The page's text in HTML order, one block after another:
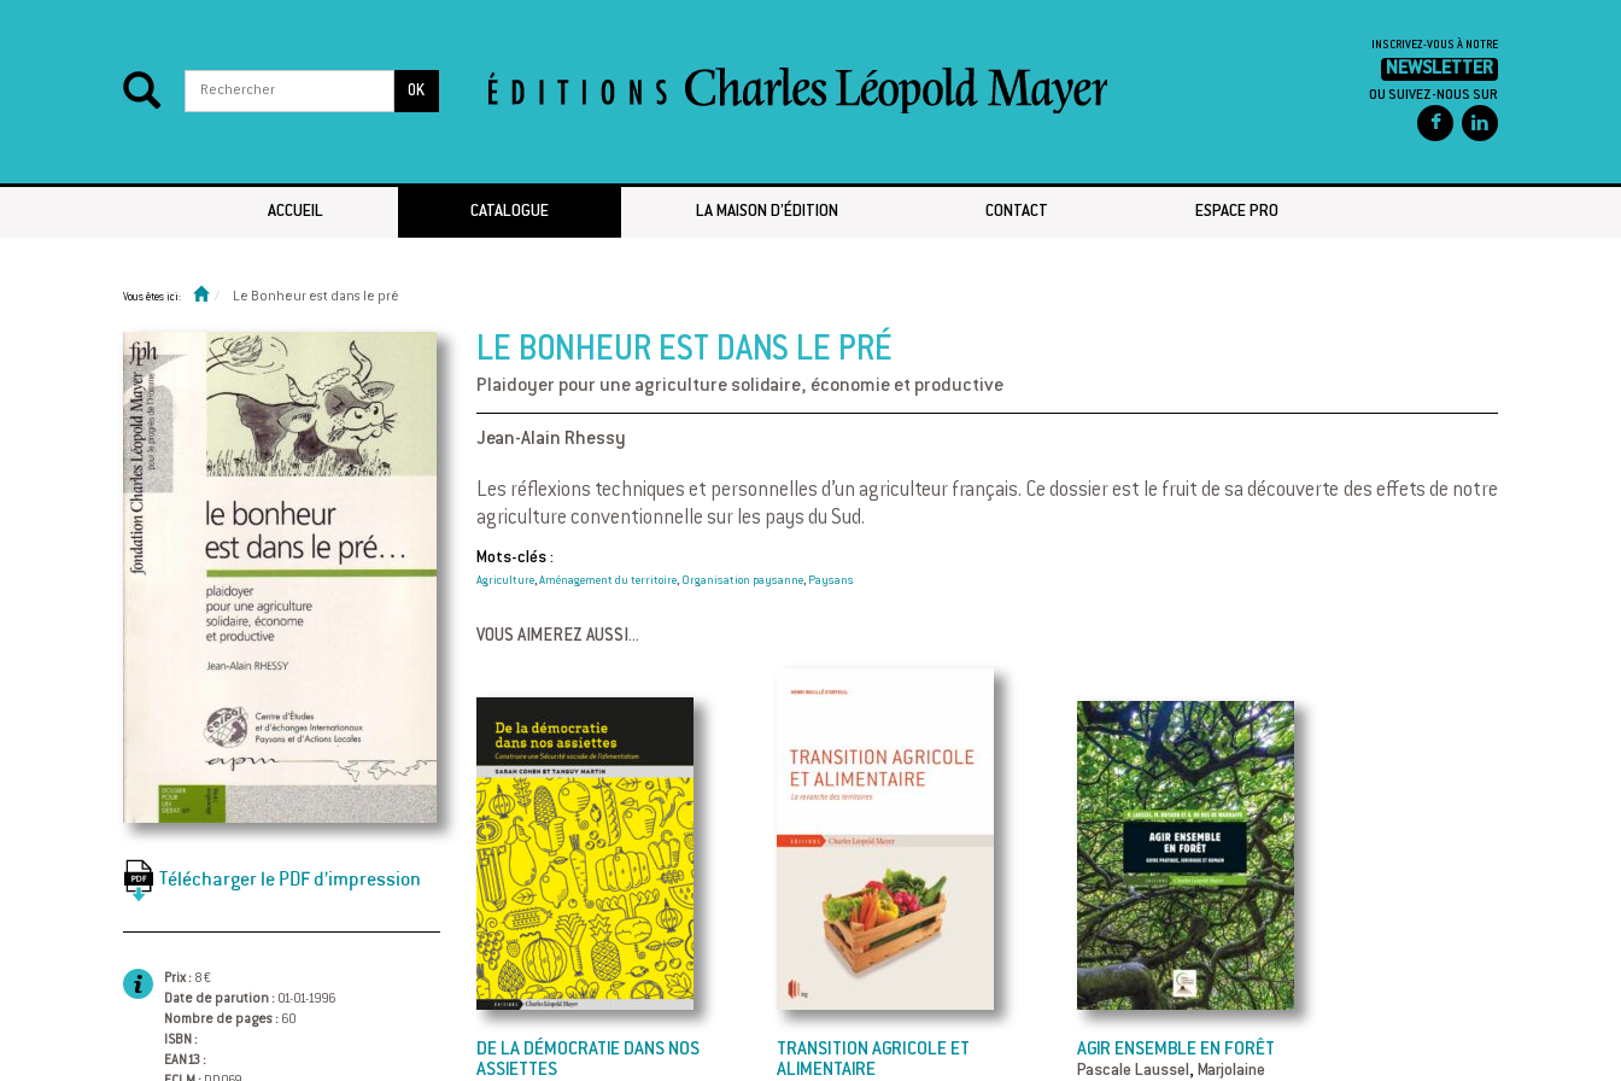
OK
INSCRIVEZ-VOUS À NOTRE
NEWSLETTER
OU SUIVEZ-NOUS SUR
ACCUEIL CATALOGUE LA MAISON D’ÉDITION CONTACT ESPACE PRO
Vous êtes ici: Le Bonheur est dans le pré
Télécharger le PDF d’impression
Prix : 8 €
Date de parution : 01-01-1996
Nombre de pages : 60
ISBN :
EAN13 :
LE BONHEUR EST DANS LE PRÉ
Plaidoyer pour une agriculture solidaire, économie et productive
Jean-Alain Rhessy
Les réflexions techniques et personnelles d’un agriculteur français. Ce dossier est le fruit de sa découverte des effets de notre
agriculture conventionnelle sur les pays du Sud.
Mots-clés :
Agriculture, Aménagement du territoire, Organisation paysanne, Paysans
VOUS AIMEREZ AUSSI...
DE LA DÉMOCRATIE DANS NOS
ASSIETTES
TRANSITION AGRICOLE ET
ALIMENTAIRE
AGIR ENSEMBLE EN FORÊT
Pascale Laussel, Marjolaine